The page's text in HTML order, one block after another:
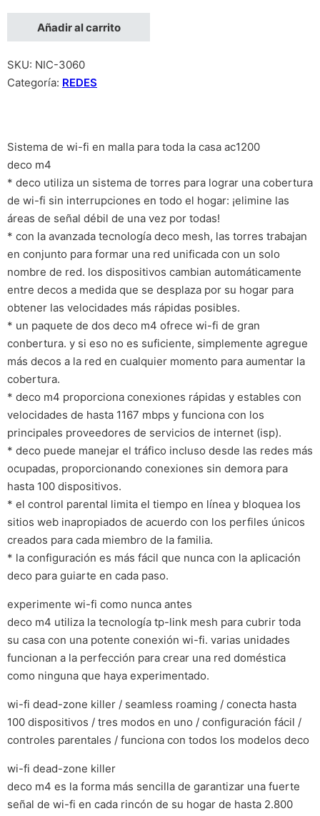
ROUTER TP-LINK DECO M43-PACK 3 PIEZAS AC1200
Añadir al carrito
SKU: NIC-3060
Categoría: REDES
Sistema de wi-fi en malla para toda la casa ac1200
deco m4
* deco utiliza un sistema de torres para lograr una cobertura
de wi-fi sin interrupciones en todo el hogar: ¡elimine las
áreas de señal débil de una vez por todas!
* con la avanzada tecnología deco mesh, las torres trabajan
en conjunto para formar una red unificada con un solo
nombre de red. los dispositivos cambian automáticamente
entre decos a medida que se desplaza por su hogar para
obtener las velocidades más rápidas posibles.
* un paquete de dos deco m4 ofrece wi-fi de gran
conbertura. y si eso no es suficiente, simplemente agregue
más decos a la red en cualquier momento para aumentar la
cobertura.
* deco m4 proporciona conexiones rápidas y estables con
velocidades de hasta 1167 mbps y funciona con los
principales proveedores de servicios de internet (isp).
* deco puede manejar el tráfico incluso desde las redes más
ocupadas, proporcionando conexiones sin demora para
hasta 100 dispositivos.
* el control parental limita el tiempo en línea y bloquea los
sitios web inapropiados de acuerdo con los perfiles únicos
creados para cada miembro de la familia.
* la configuración es más fácil que nunca con la aplicación
deco para guiarte en cada paso.
experimente wi-fi como nunca antes
deco m4 utiliza la tecnología tp-link mesh para cubrir toda
su casa con una potente conexión wi-fi. varias unidades
funcionan a la perfección para crear una red doméstica
como ninguna que haya experimentado.
wi-fi dead-zone killer / seamless roaming / conecta hasta
100 dispositivos / tres modos en uno / configuración fácil /
controles parentales / funciona con todos los modelos deco
wi-fi dead-zone killer
deco m4 es la forma más sencilla de garantizar una fuerte
señal de wi-fi en cada rincón de su hogar de hasta 2.800